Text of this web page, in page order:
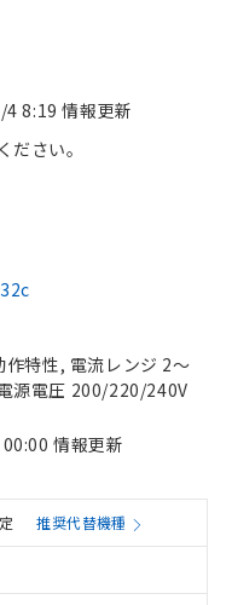
8:19 情報更新
さい。
特性, 電流レンジ 2～
源電圧 200/220/240V
情報更新
推奨代替機種